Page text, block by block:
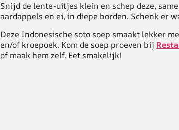
Snijd de lente-uitjes klein en schep deze,
aardappels en ei, in diepe borden. Schenk er
Deze Indonesische soto soep smaakt lekker
en/of kroepoek. Kom de soep proeven bij
of maak hem zelf. Eet smakelijk!